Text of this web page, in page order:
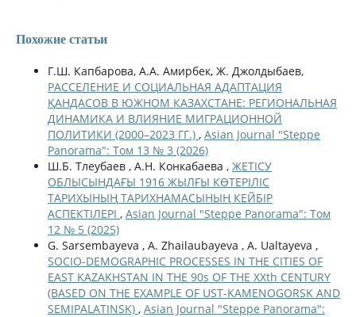
Похожие статьи
Г.Ш. Капбарова, А.А. Амирбек, Ж. Джолдыбаев,
РАССЕЛЕНИЕ И СОЦИАЛЬНАЯ АДАПТАЦИЯ
ҚАНДАСОВ В ЮЖНОМ КАЗАХСТАНЕ: РЕГИОНАЛЬНАЯ
ДИНАМИКА И ВЛИЯНИЕ МИГРАЦИОННОЙ
ПОЛИТИКИ (2000–2023 ГГ.) , Asian Journal "Steppe
Panorama": Том 13 № 3 (2026)
Ш.Б. Тлеубаев , А.Н. Конкабаева , ЖЕТІСУ
ОБЛЫСЫНДАҒЫ 1916 ЖЫЛҒЫ КӨТЕРІЛІС
ТАРИХЫНЫҢ ТАРИХНАМАСЫНЫҢ КЕЙБІР
АСПЕКТІЛЕРІ , Asian Journal "Steppe Panorama": Том
12 № 5 (2025)
G. Sarsembayeva , A. Zhailaubayeva , A. Ualtayeva ,
SOCIO-DEMOGRAPHIC PROCESSES IN THE CITIES OF
EAST KAZAKHSTAN IN THE 90s OF THE ХХth CENTURY
(BASED ON THE EXAMPLE OF UST-KAMENOGORSK AND
SEMIPALATINSK) , Asian Journal "Steppe Panorama":